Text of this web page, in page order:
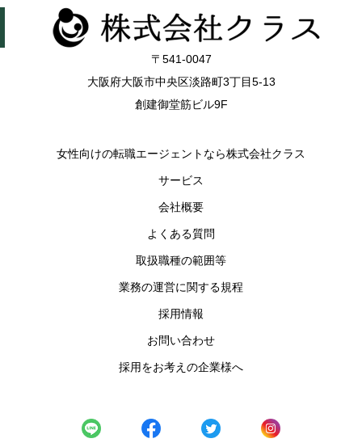
〒541-0047
大阪府大阪市中央区淡路町3丁目5-13
創建御堂筋ビル9F
女性向けの転職エージェントなら株式会社クラス
サービス
会社概要
よくある質問
取扱職種の範囲等
業務の運営に関する規程
採用情報
お問い合わせ
採用をお考えの企業様へ